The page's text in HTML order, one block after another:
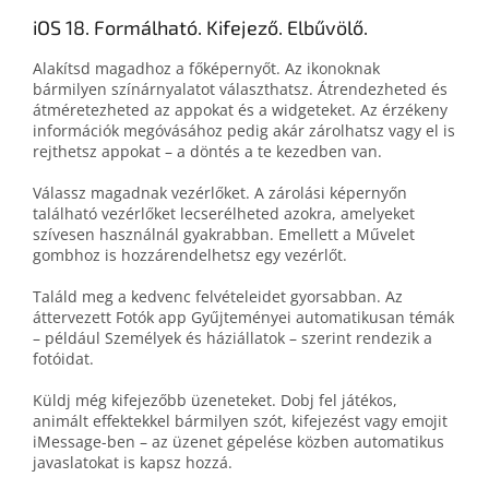
iOS 18. Formálható. Kifejező. Elbűvölő.
Alakítsd magadhoz a főképernyőt. Az ikonoknak
bármilyen színárnyalatot választhatsz. Átrendezheted és
átméretezheted az appokat és a widgeteket. Az érzékeny
információk megóvásához pedig akár zárolhatsz vagy el is
rejthetsz appokat – a döntés a te kezedben van.
Válassz magadnak vezérlőket. A zárolási képernyőn
található vezérlőket lecserélheted azokra, amelyeket
szívesen használnál gyakrabban. Emellett a Művelet
gombhoz is hozzárendelhetsz egy vezérlőt.
Találd meg a kedvenc felvételeidet gyorsabban. Az
áttervezett Fotók app Gyűjteményei automatikusan témák
– például Személyek és háziállatok – szerint rendezik a
fotóidat.
Küldj még kifejezőbb üzeneteket. Dobj fel játékos,
animált effektekkel bármilyen szót, kifejezést vagy emojit
iMessage-ben – az üzenet gépelése közben automatikus
javaslatokat is kapsz hozzá.